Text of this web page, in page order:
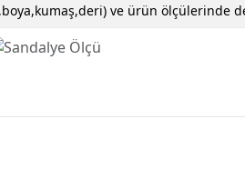
ve ürün ölçülerinde